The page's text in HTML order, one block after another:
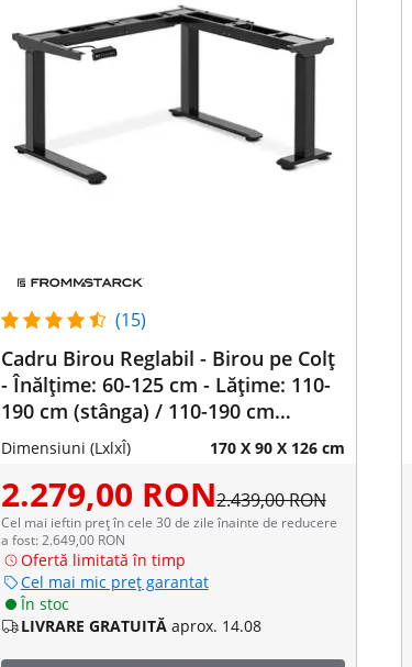
(15)
Cadru Birou Reglabil - Birou pe Colț
- Înălțime: 60-125 cm - Lățime: 110-
190 cm (stânga) / 110-190 cm
(dreapta) - Unghi: 90 ° - 150 kg
Dimensiuni (LxlxÎ) 170 X 90 X 126 cm
2.279,00 RON2.439,00 RON
Cel mai ieftin preț în cele 30 de zile înainte de reducere
a fost: 2.649,00 RON
Ofertă limitată în timp
Cel mai mic preț garantat
În stoc
LIVRARE GRATUITĂ aprox. 14.08